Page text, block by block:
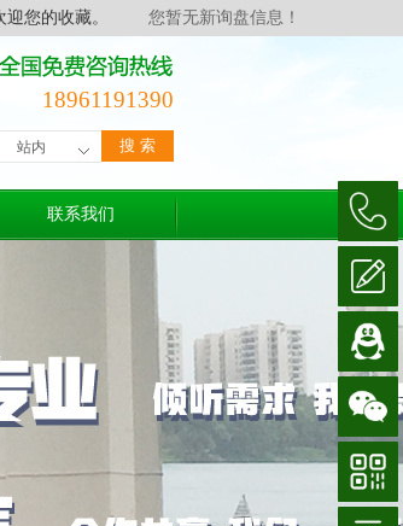
您的收藏。 您暂无新询盘信息！
18961191390
联系我们